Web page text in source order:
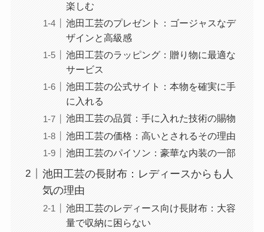
楽しむ
池田工芸のプレゼント：ゴージャスなデ
ザインと高級感
池田工芸のラッピング：贈り物に最適な
サービス
池田工芸の公式サイト：本物を確実に手
に入れる
池田工芸の品質：手に入れた技術の賜物
池田工芸の価格：高いとされるその理由
池田工芸のパイソン：豪華な内装の一部
池田工芸の長財布：レディースからも人
気の理由
池田工芸のレディース向け長財布：大容
量で収納に困らない